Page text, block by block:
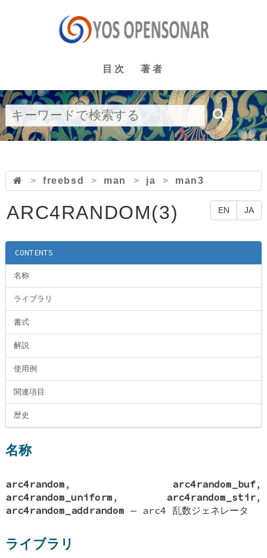
目次 著者
> freebsd > man > ja > man3
EN JA
ARC4RANDOM(3)
CONTENTS
名称
ライブラリ
書式
解説
使用例
関連項目
歴史
名称
arc4random , arc4random_buf,
arc4random_uniform , arc4random_stir,
arc4random_addrandom — arc4 乱数ジェネレータ
ライブラリ